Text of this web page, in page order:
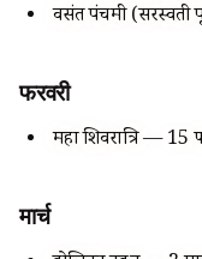
वसंत पंचमी (सरस्वती
फरवरी
महा शिवरात्रि — 15
मार्च